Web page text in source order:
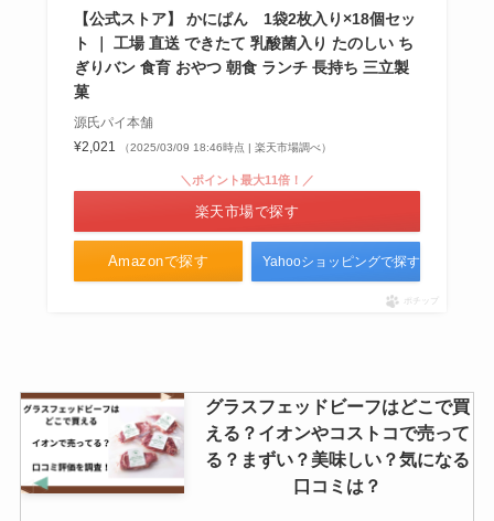
料無料で購入するには？
ずい噂は本当か調査！
デコふり 販売中止の理由は？青の
代用はなにがある？販売店まとめ
カルディで売ってる？？
【公式ストア】 かにぱん 1袋2枚入り×18個セッ
ト ｜ 工場 直送 できたて 乳酸菌入り たのしい ち
ぎりバン 食育 おやつ 朝食 ランチ 長持ち 三立製
菓
源氏パイ本舗
¥2,021
（2025/03/09 18:46時点 | 楽天市場調べ）
Amazonで探す
＼ポイント最大11倍！／
楽天市場で探す
Yahooショッピングで探す
ポチップ
グラスフェッドビーフはどこで買
える？イオンやコストコで売って
る？まずい？美味しい？気になる
口コミは？